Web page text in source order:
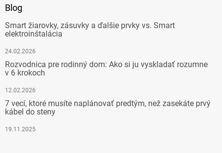
Blog
Smart žiarovky, zásuvky a ďalšie prvky vs. Smart
elektroinštalácia
24.02.2026
Rozvodnica pre rodinný dom: Ako si ju vyskladať rozumne
v 6 krokoch
12.02.2026
7 vecí, ktoré musíte naplánovať predtým, než zasekáte prvý
kábel do steny
19.11.2025